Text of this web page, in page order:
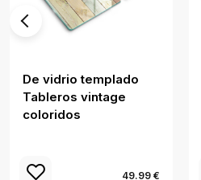
De vidrio templado
Tableros vintage
coloridos
49.99 €